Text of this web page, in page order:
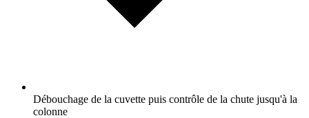
Débouchage de la cuvette puis contrôle de la chute jusqu'à la
colonne